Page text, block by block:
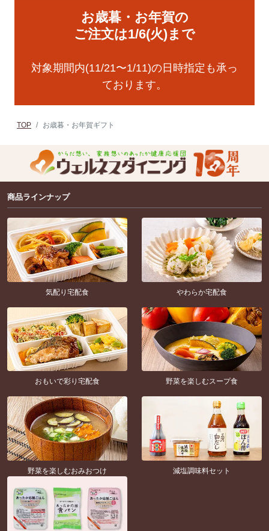
お歳暮・お年賀の
ご注文は1/6(火)まで
対象期間内(11/21〜1/11)の日時指定も承っ
ております。
TOP お歳暮・お年賀ギフト
商品ラインナップ
気配り宅配食 やわらか宅配食
おもいで彩り宅配食 野菜を楽しむスープ食
野菜を楽しむおみおつけ 減塩調味料セット